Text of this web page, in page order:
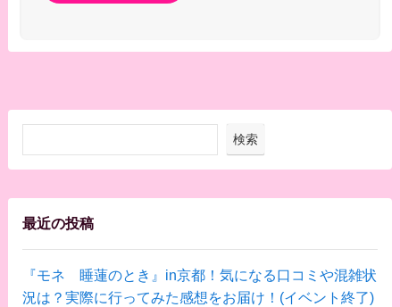
検索
最近の投稿
『モネ 睡蓮のとき』in京都！気になる口コミや混雑状
況は？実際に行ってみた感想をお届け！(イベント終了)